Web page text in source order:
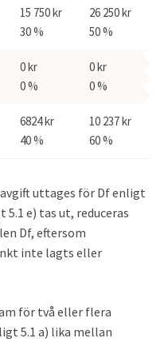
15 750 kr
30 %
26 250 kr
50 %
0 kr
0 %
0 kr
0 %
6824 kr
40 %
10 237 kr
60 %
uttages för Df enligt
e) tas ut, reduceras
Df, eftersom
inte lagts eller
för två eller flera
5.1 a) lika mellan